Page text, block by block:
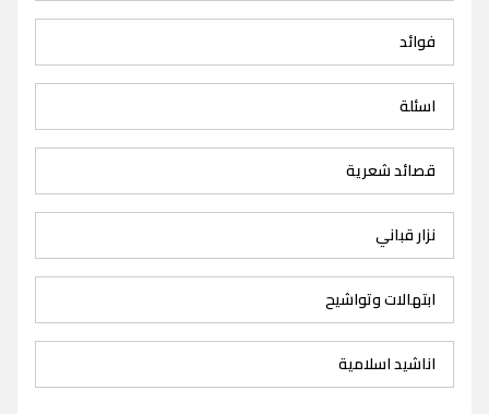
فوائد
اسئلة
قصائد شعرية
نزار قباني
ابتهالات وتواشيح
اناشيد اسلامية